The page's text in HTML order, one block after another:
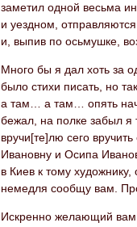
заметил одной весьма
и уездном,
и, выпив по осьмушке,
Много бы я дал хоть за
было стихи писать, но
а там… а там… опять
бежал, на полке забыл я
вручи[те]лю сего
Ивановну и Осипа
в Киев к тому
немедля сообщу вам.
Искренно желающий вам